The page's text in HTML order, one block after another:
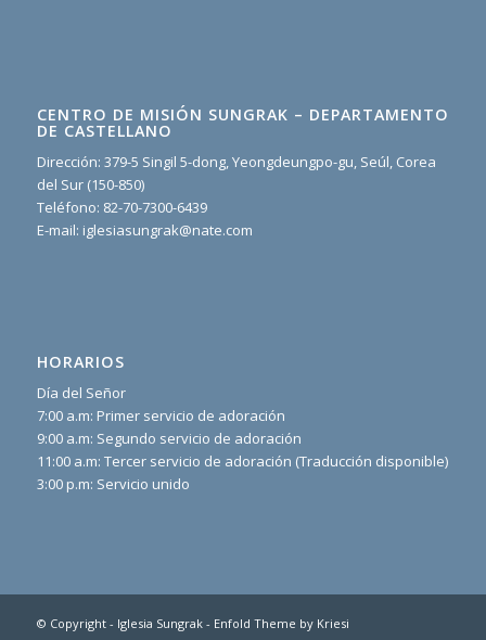
CENTRO DE MISIÓN SUNGRAK – DEPARTAMENTO
DE CASTELLANO
Dirección: 379-5 Singil 5-dong, Yeongdeungpo-gu, Seúl, Corea
del Sur (150-850)
Teléfono: 82-70-7300-6439
E-mail: iglesiasungrak@nate.com
HORARIOS
Día del Señor
7:00 a.m: Primer servicio de adoración
9:00 a.m: Segundo servicio de adoración
11:00 a.m: Tercer servicio de adoración (Traducción disponible)
3:00 p.m: Servicio unido
© Copyright - Iglesia Sungrak- Enfold Theme by Kriesi